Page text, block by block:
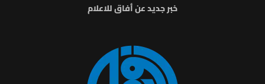
خبر جديد عن أفاق للاعلام